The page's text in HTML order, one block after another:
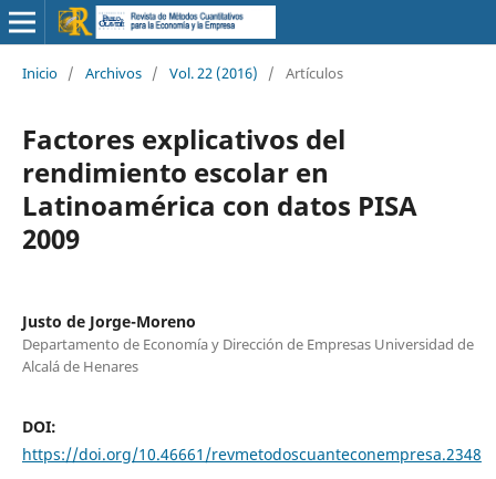
Inicio / Archivos / Vol. 22 (2016) / Artículos
Factores explicativos del
rendimiento escolar en
Latinoamérica con datos PISA
2009
Justo de Jorge-Moreno
Departamento de Economía y Dirección de Empresas Universidad de
Alcalá de Henares
DOI:
https://doi.org/10.46661/revmetodoscuanteconempresa.2348